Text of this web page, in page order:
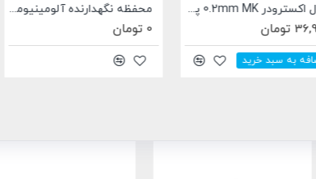
محفظه نگهدارنده آلومینیومی اکسترودر MK7/MK8 (تکی)
0 تومان